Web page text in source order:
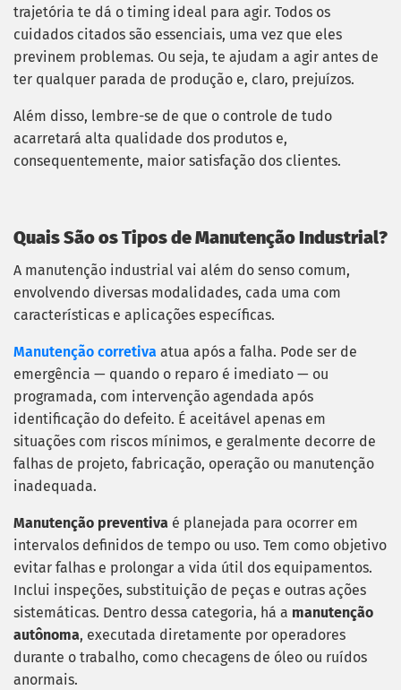
trajetória te dá o timing ideal para agir. Todos os
cuidados citados são essenciais, uma vez que eles
previnem problemas. Ou seja, te ajudam a agir antes de
ter qualquer parada de produção e, claro, prejuízos.
Além disso, lembre-se de que o controle de tudo
acarretará alta qualidade dos produtos e,
consequentemente, maior satisfação dos clientes.
Quais São os Tipos de Manutenção Industrial?
A manutenção industrial vai além do senso comum,
envolvendo diversas modalidades, cada uma com
características e aplicações específicas.
Manutenção corretiva atua após a falha. Pode ser de
emergência — quando o reparo é imediato — ou
programada, com intervenção agendada após
identificação do defeito. É aceitável apenas em
situações com riscos mínimos, e geralmente decorre de
falhas de projeto, fabricação, operação ou manutenção
inadequada.
Manutenção preventiva é planejada para ocorrer em
intervalos definidos de tempo ou uso. Tem como objetivo
evitar falhas e prolongar a vida útil dos equipamentos.
Inclui inspeções, substituição de peças e outras ações
sistemáticas. Dentro dessa categoria, há a manutenção
autônoma, executada diretamente por operadores
durante o trabalho, como checagens de óleo ou ruídos
anormais.